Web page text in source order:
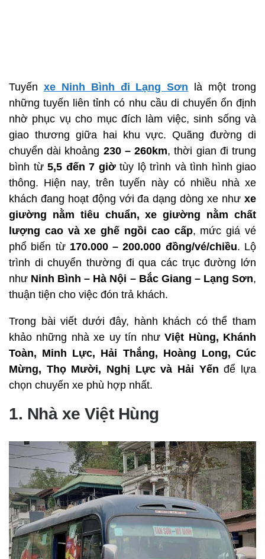
Tuyến xe Ninh Bình đi Lạng Sơn là một trong
những tuyến liên tỉnh có nhu cầu di chuyển ổn định
nhờ phục vụ cho mục đích làm việc, sinh sống và
giao thương giữa hai khu vực. Quãng đường di
chuyển dài khoảng 230 – 260km, thời gian đi trung
bình từ 5,5 đến 7 giờtùy lộ trình và tình hình giao
thông. Hiện nay, trên tuyến này có nhiều nhà xe
khách đang hoạt động với đa dạng dòng xe như xe
giường nằm tiêu chuẩn, xe giường nằm chất
lượng cao và xe ghế ngồi cao cấp, mức giá vé
phổ biến từ 170.000 – 200.000 đồng/vé/chiều. Lộ
trình di chuyển thường đi qua các trục đường lớn
như Ninh Bình – Hà Nội – Bắc Giang – Lạng Sơn,
thuận tiện cho việc đón trả khách.
Trong bài viết dưới đây, hành khách có thể tham
khảo những nhà xe uy tín nhưViệt Hùng, Khánh
Toàn, Minh Lực, Hải Thắng, Hoàng Long, Cúc
Mừng, Thọ Mười, Nghị Lực và Hải Yến để lựa
chọn chuyến xe phù hợp nhất.
1. Nhà xe Việt Hùng